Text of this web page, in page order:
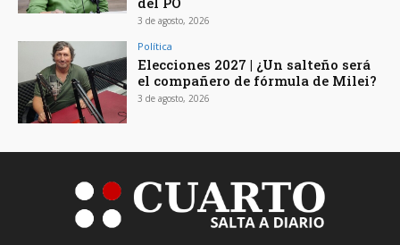
3 de agosto, 2026
Política
Elecciones 2027 | ¿Un salteño será
el compañero de fórmula de Milei?
3 de agosto, 2026